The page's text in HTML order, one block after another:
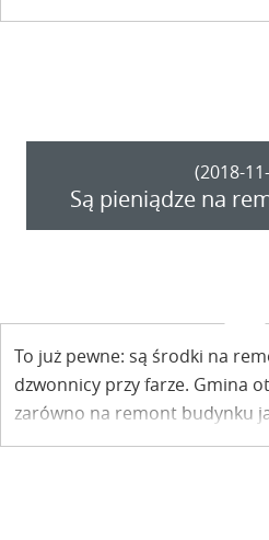
społecznej. Kolejny
(2018-
Są pieniądze na
To już pewne: są środki na
dzwonnicy przy farze. Gmina
zarówno na remont budynku
terenu do niej przyległego.